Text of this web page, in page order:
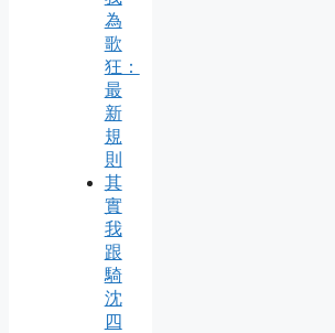
為
歌
狂：
最
新
規
則
其
實
我
跟
騎
沈
四